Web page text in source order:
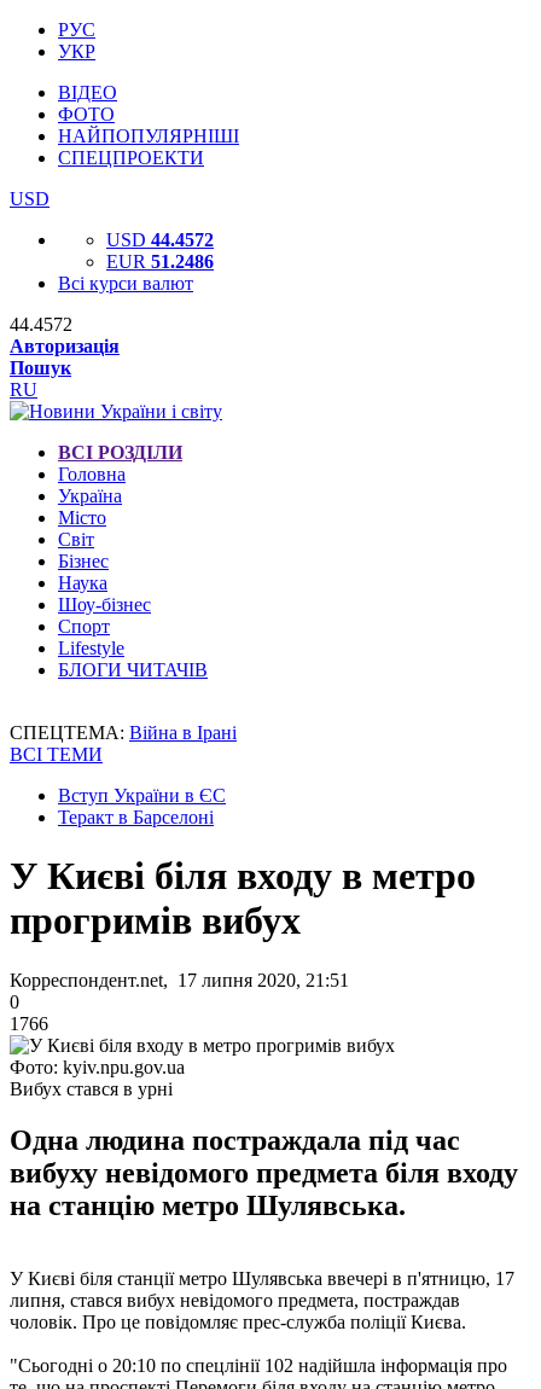
РУС
УКР
ВІДЕО
ФОТО
НАЙПОПУЛЯРНІШІ
СПЕЦПРОЕКТИ
USD
USD 44.4572
EUR 51.2486
Всі курси валют
44.4572
Авторизація
Пошук
RU
ВСІ РОЗДІЛИ
Головна
Україна
Місто
Світ
Бізнес
Наука
Шоу-бізнес
Спорт
Lifestyle
БЛОГИ ЧИТАЧІВ
СПЕЦТЕМА: Війна в Ірані
ВСІ ТЕМИ
Вступ України в ЄС
Теракт в Барселоні
У Києві біля входу в метро
прогримів вибух
Корреспондент.net, 17 липня 2020, 21:51
0
1766
Фото: kyiv.npu.gov.ua
Вибух стався в урні
Одна людина постраждала під час
вибуху невідомого предмета біля входу
на станцію метро Шулявська.
У Києві біля станції метро Шулявська ввечері в п'ятницю, 17
липня, стався вибух невідомого предмета, постраждав
чоловік. Про це повідомляє прес-служба поліції Києва.
"Сьогодні о 20:10 по спецлінії 102 надійшла інформація про